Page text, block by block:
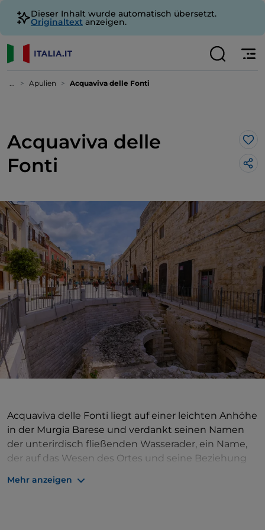
Dieser Inhalt wurde automatisch übersetzt.
Originaltext anzeigen.
... Apulien Acquaviva delle Fonti
Acquaviva delle
Fonti
Acquaviva delle Fonti liegt auf einer leichten Anhöhe
in der Murgia Barese und verdankt seinen Namen
der unterirdisch fließenden Wasserader, ein Name,
der auf das Wesen des Ortes und seine Beziehung
Zentrums ist die Kathedrale, eine der vier
Mehr anzeigen